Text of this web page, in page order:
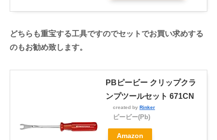
どちらも重宝する工具ですのでセットでお買い求めする
のもお勧め致します。
PBピービー クリップクラ
ンプツールセット 671CN
created by Rinker
ピービー(Pb)
Amazon